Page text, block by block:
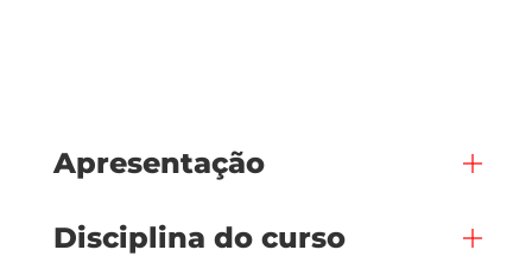
Apresentação
Disciplina do curso